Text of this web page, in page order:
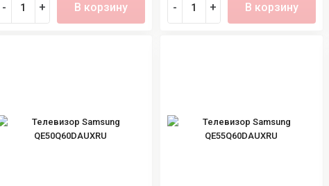
- + В корзину - + В корзину